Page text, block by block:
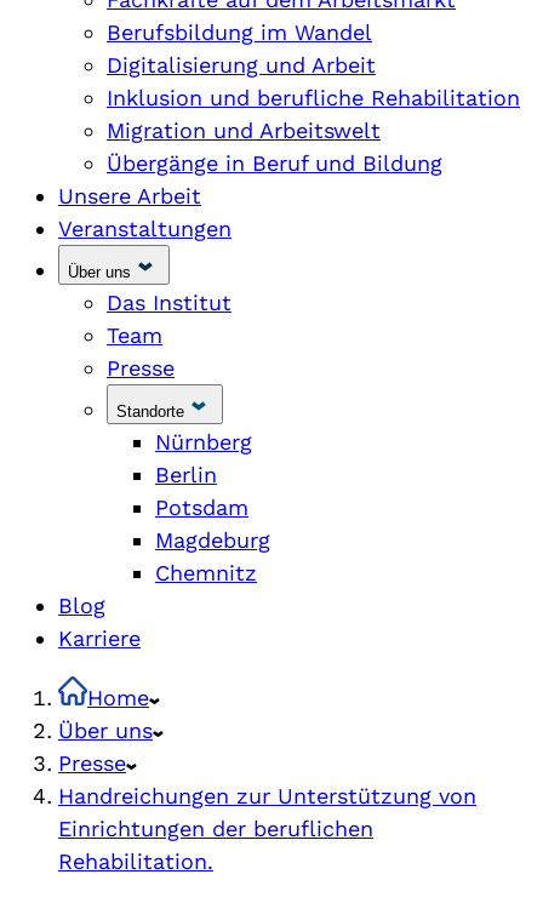
Berufsbildung im Wandel
Digitalisierung und Arbeit
Inklusion und berufliche Rehabilitation
Migration und Arbeitswelt
Übergänge in Beruf und Bildung
Unsere Arbeit
Veranstaltungen
Über uns
Das Institut
Team
Presse
Standorte
Nürnberg
Berlin
Potsdam
Magdeburg
Chemnitz
Blog
Karriere
Home
Über uns
Presse
Handreichungen zur Unterstützung von
Einrichtungen der beruflichen
Rehabilitation.